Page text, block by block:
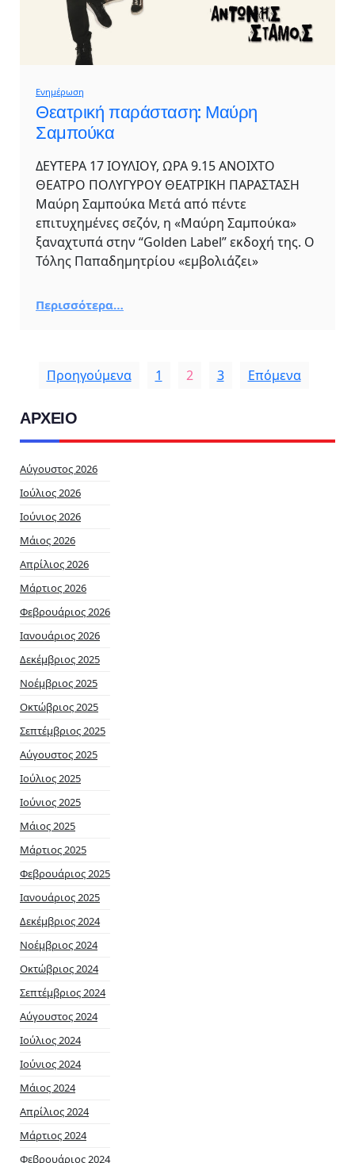
Ενημέρωση
Θεατρική παράσταση: Μαύρη
Σαμπούκα
ΔΕΥΤΕΡΑ 17 ΙΟΥΛΙΟΥ, ΩΡΑ 9.15 ΑΝΟΙΧΤΟ
ΘΕΑΤΡΟ ΠΟΛΥΓΥΡΟΥ ΘΕΑΤΡΙΚΗ ΠΑΡΑΣΤΑΣΗ
Μαύρη Σαμπούκα Μετά από πέντε
επιτυχημένες σεζόν, η «Μαύρη Σαμπούκα»
ξαναχτυπά στην “Golden Label” εκδοχή της. Ο
Τόλης Παπαδημητρίου «εμβολιάζει»
Περισσότερα…
Προηγούμενα 1 2 3 Επόμενα
ΑΡΧΕΙΟ
Αύγουστος 2026
Ιούλιος 2026
Ιούνιος 2026
Μάιος 2026
Απρίλιος 2026
Μάρτιος 2026
Φεβρουάριος 2026
Ιανουάριος 2026
Δεκέμβριος 2025
Νοέμβριος 2025
Οκτώβριος 2025
Σεπτέμβριος 2025
Αύγουστος 2025
Ιούλιος 2025
Ιούνιος 2025
Μάιος 2025
Μάρτιος 2025
Φεβρουάριος 2025
Ιανουάριος 2025
Δεκέμβριος 2024
Νοέμβριος 2024
Οκτώβριος 2024
Σεπτέμβριος 2024
Αύγουστος 2024
Ιούλιος 2024
Ιούνιος 2024
Μάιος 2024
Απρίλιος 2024
Μάρτιος 2024
Φεβρουάριος 2024